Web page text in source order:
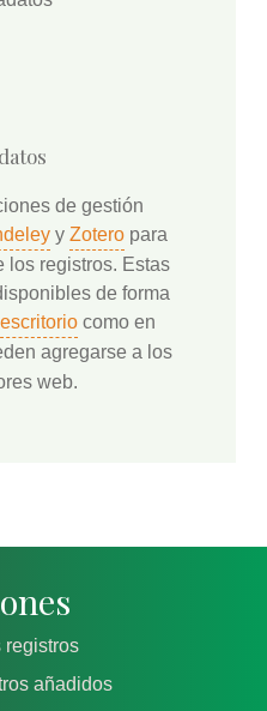
de gestión
y Zoteropara
los registros. Estas
de forma
escritorio como en
agregarse a los
web.
registros
añadidos